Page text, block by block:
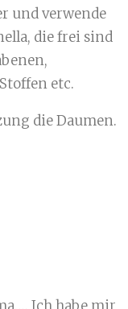
und verwende
die frei sind
etc.
die Daumen.